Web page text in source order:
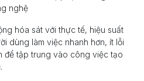
nghệ
hóa sát với thực tế, hiệu suất
dùng làm việc nhanh hơn, ít lỗi
để tập trung vào công việc tạo